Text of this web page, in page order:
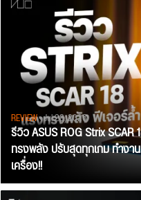
REVIEW• Jul 28, 2026
รีวิว ASUS ROG Strix
ทรงพลัง ปรับสุดทุกเกม ทำงา
เครื่อง!!